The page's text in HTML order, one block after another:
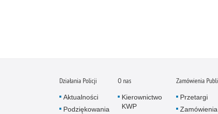
Działania Policji
Aktualności
Podziękowania
O nas
Kierownictwo
KWP
Zamówienia
Przetargi
Zamówienia